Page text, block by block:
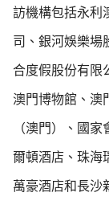
訪機構包括永利
司、銀河娛樂場
合度假股份有限
澳門博物館、澳
（澳門）、國
爾頓酒店、珠海
萬豪酒店和長沙